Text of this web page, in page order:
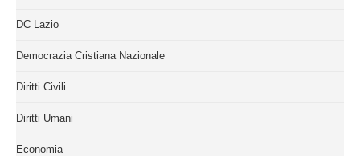
DC Lazio
Democrazia Cristiana Nazionale
Diritti Civili
Diritti Umani
Economia